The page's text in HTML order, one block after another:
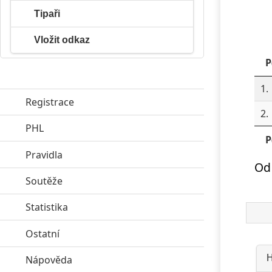
1.
2.
Tipaři
Vložit odkaz
Registrace
PHL
Pravidla
Soutěže
Statistika
Ostatníclick to expand contents
Nápověda